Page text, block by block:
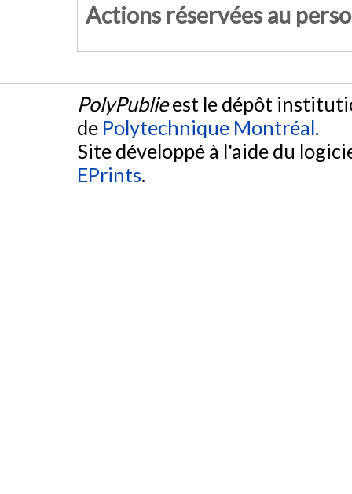
Actions réservées au
PolyPublieest le dépôt
de Polytechnique Montréal.
Site développé à l'aide du
EPrints.